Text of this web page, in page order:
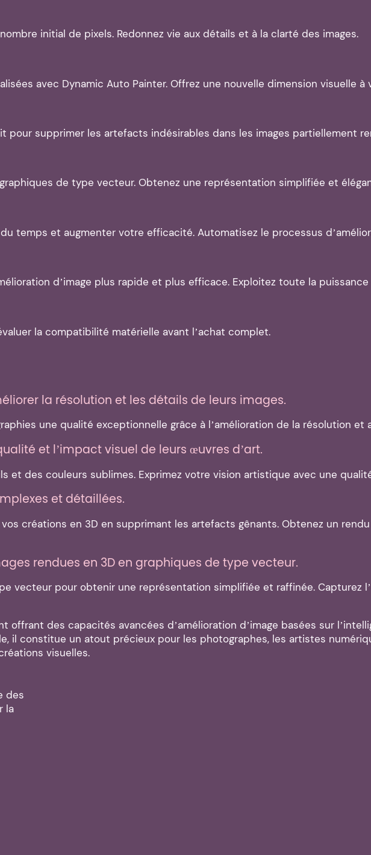
initial de pixels. Redonnez vie aux détails et à la clarté des images.
avec Dynamic Auto Painter. Offrez une nouvelle dimension visuelle à
supprimer les artefacts indésirables dans les images partiellement
de type vecteur. Obtenez une représentation simplifiée et
temps et augmenter votre efficacité. Automatisez le processus
d’image plus rapide et plus efficace. Exploitez toute la
la compatibilité matérielle avant l’achat complet.
la résolution et les détails de leurs images.
une qualité exceptionnelle grâce à l’amélioration de la résolution et
et l’impact visuel de leurs œuvres d’art.
et des couleurs sublimes. Exprimez votre vision artistique avec une
et détaillées.
créations en 3D en supprimant les artefacts gênants. Obtenez un
rendues en 3D en graphiques de type vecteur.
vecteur pour obtenir une représentation simplifiée et raffinée. Capturez
des capacités avancées d’amélioration d’image basées sur
il constitue un atout précieux pour les photographes, les artistes
visuelles.
des
la